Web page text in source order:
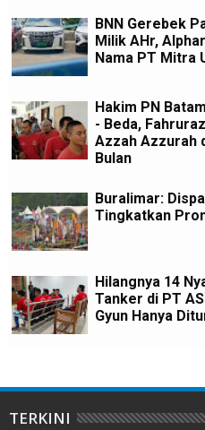
BNN Gerebek
Milik AHr,
Nama PT Mitra
Hakim PN
- Beda,
Azzah Azzurah
Bulan
Buralimar:
Tingkatkan
Hilangnya 14
Tanker di PT
Gyun Hanya
TERKINI